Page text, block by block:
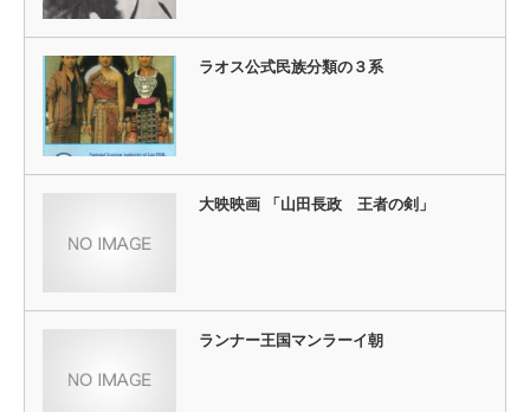
ラオス公式民族分類の３系
大映映画 「山田長政 王者の剣」
ランナー王国マンラーイ朝